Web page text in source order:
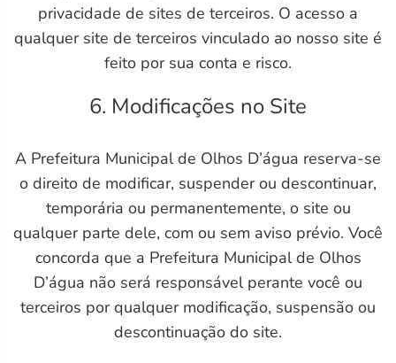
privacidade de sites de terceiros. O acesso a
qualquer site de terceiros vinculado ao nosso site é
feito por sua conta e risco.
6. Modificações no Site
A Prefeitura Municipal de Olhos D’água reserva-se
o direito de modificar, suspender ou descontinuar,
temporária ou permanentemente, o site ou
qualquer parte dele, com ou sem aviso prévio. Você
concorda que a Prefeitura Municipal de Olhos
D’água não será responsável perante você ou
terceiros por qualquer modificação, suspensão ou
descontinuação do site.